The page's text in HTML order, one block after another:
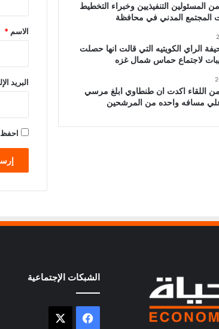
*
الاسم *
البريد
احفظ
المسئولين التنفيذيين وخبراء التخطيط
المدني في محافظة
الراي الكويتيه التي قالت انها حصلت
لاجتماع حماس شمال غزه
اللقاء اكدت ان طنطاوي ابلغ مرسي
مسافه واحده من المرشحين
الشبكات الإجتماعية
فيسبوك